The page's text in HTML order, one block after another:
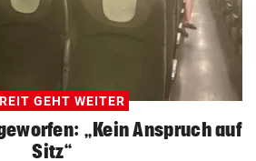
GEHT WEITER
„Kein Anspruch auf
Sitz“